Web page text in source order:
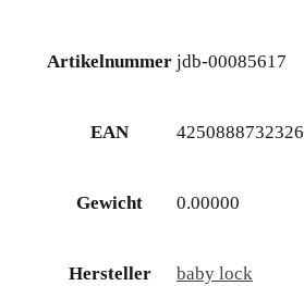
Artikelnummer jdb-00085617
EAN 4250888732326
Gewicht 0.00000
Hersteller baby lock